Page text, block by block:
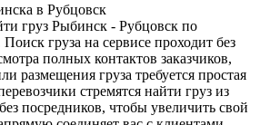
в Рубцовск
груз Рыбинск - Рубцовск по
груза на сервисе проходит без
полных контактов заказчиков,
размещения груза требуется простая
стремятся найти груз из
посредников, чтобы увеличить свой